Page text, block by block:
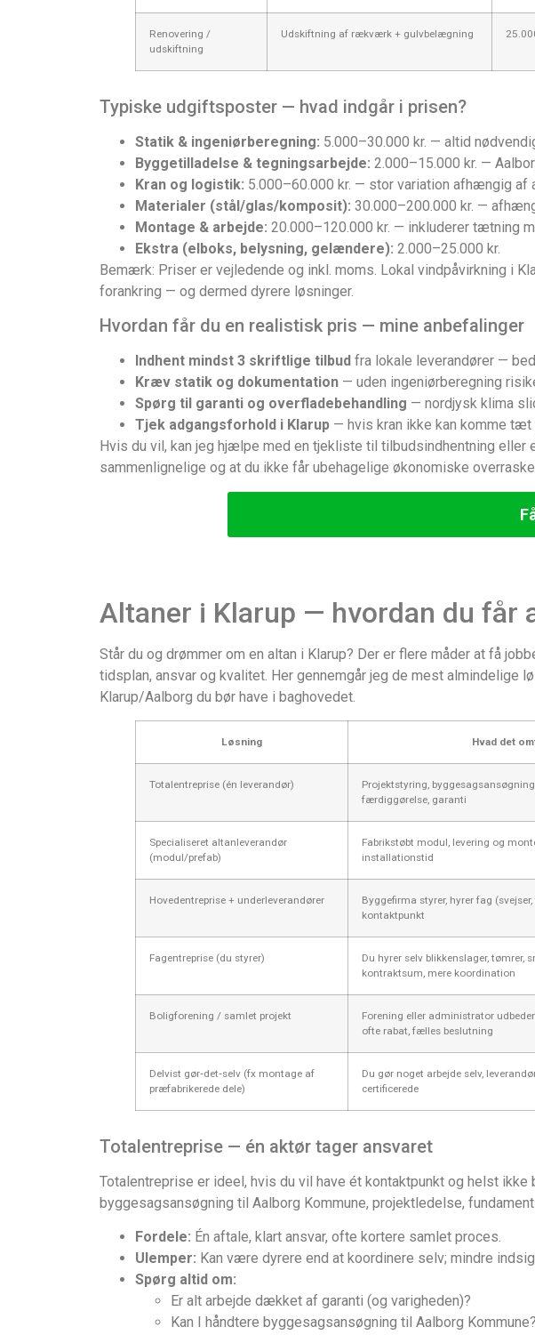
Renovering /
udskiftning
Udskiftning af rækværk + gulvbelægning
Typiske udgiftsposter — hvad indgår i prisen?
Statik & ingeniørberegning: 5.000–30.000 kr. — altid
Byggetilladelse & tegningsarbejde: 2.000–15.000 kr. —
Kran og logistik: 5.000–60.000 kr. — stor variation afhængig af
Materialer (stål/glas/komposit): 30.000–200.000 kr. —
Montage & arbejde: 20.000–120.000 kr. — inkluderer tætning
Ekstra (elboks, belysning, gelændere): 2.000–25.000 kr.
Bemærk: Priser er vejledende og inkl. moms. Lokal vindpåvirkning i
forankring — og dermed dyrere løsninger.
Hvordan får du en realistisk pris — mine anbefalinger
Indhent mindst 3 skriftlige tilbud fra lokale leverandører —
Kræv statik og dokumentation — uden ingeniørberegning
Spørg til garanti og overfladebehandling — nordjysk klima
Tjek adgangsforhold i Klarup — hvis kran ikke kan komme tæt
Hvis du vil, kan jeg hjælpe med en tjekliste til tilbudsindhentning
sammenlignelige og at du ikke får ubehagelige økonomiske
Altaner i Klarup — hvordan du får
Står du og drømmer om en altan i Klarup? Der er flere måder at få
tidsplan, ansvar og kvalitet. Her gennemgår jeg de mest almindelige
Klarup/Aalborg du bør have i baghovedet.
Løsning Hvad det
Totalentreprise (én leverandør)
Projektstyring,
færdiggørelse, garanti
Specialiseret altanleverandør
(modul/prefab)
Fabrikstøbt modul, levering og
installationstid
Hovedentreprise + underleverandører
Byggefirma styrer, hyrer fag
kontaktpunkt
Fagentreprise (du styrer)
Du hyrer selv blikkenslager, tømrer,
kontraktsum, mere koordination
Boligforening / samlet projekt
Forening eller administrator
ofte rabat, fælles beslutning
Delvist gør‑det‑selv (fx montage af
præfabrikerede dele)
Du gør noget arbejde selv,
certificerede
Totalentreprise — én aktør tager ansvaret
Totalentreprise er ideel, hvis du vil have ét kontaktpunkt og helst
byggesagsansøgning til Aalborg Kommune, projektledelse,
Fordele: Én aftale, klart ansvar, ofte kortere samlet proces.
Ulemper: Kan være dyrere end at koordinere selv; mindre
Spørg altid om:
Er alt arbejde dækket af garanti (og varigheden)?
Kan I håndtere byggesagsansøgning til Aalborg Kommune?